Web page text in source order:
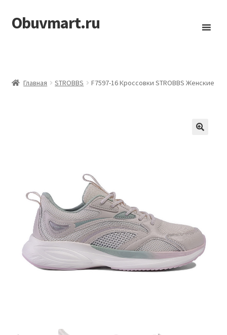
Перейти
к
Перейти
к
Obuvmart.ru
Главная STROBBS F7597-16 Кроссовки STROBBS Женские